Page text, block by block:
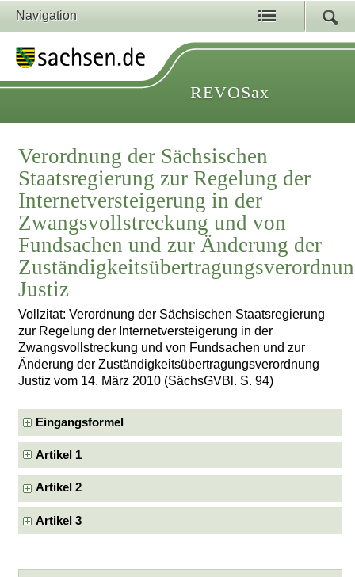
Navigation
REVOSax
Verordnung der Sächsischen
Staatsregierung zur Regelung der
Internetversteigerung in der
Zwangsvollstreckung und von
Fundsachen und zur Änderung der
Justiz
Vollzitat: Verordnung der Sächsischen Staatsregierung
zur Regelung der Internetversteigerung in der
Zwangsvollstreckung und von Fundsachen und zur
Änderung der Zuständigkeitsübertragungsverordnung
Justiz vom 14. März 2010 (SächsGVBl. S. 94)
Eingangsformel
Artikel 1
Artikel 2
Artikel 3